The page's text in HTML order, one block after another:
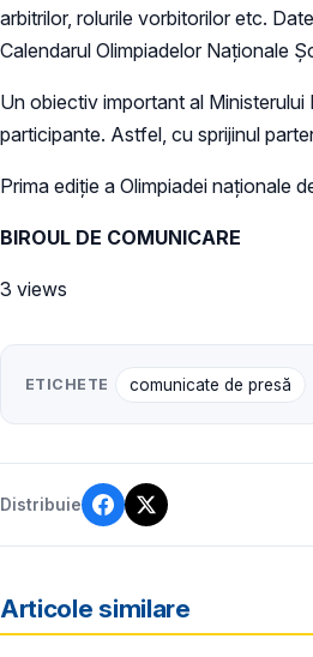
arbitrilor, rolurile vorbitorilor etc.
Calendarul Olimpiadelor Naţionale
Un obiectiv important al
participante. Astfel, cu sprijinul
Prima ediție a Olimpiadei naționale
BIROUL DE COMUNICARE
3 views
ETICHETE comunicate de presă
Distribuie
Articole similare